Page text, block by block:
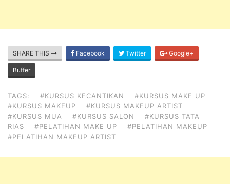
SHARE THIS Facebook Twitter Google+
Buffer
TAGS: #KURSUS KECANTIKAN
#KURSUS MAKE UP
#KURSUS MAKEUP
#KURSUS MAKEUP ARTIST
#KURSUS MUA
#KURSUS SALON
#KURSUS TATA
RIAS
#PELATIHAN MAKE UP
#PELATIHAN MAKEUP
#PELATIHAN MAKEUP ARTIST